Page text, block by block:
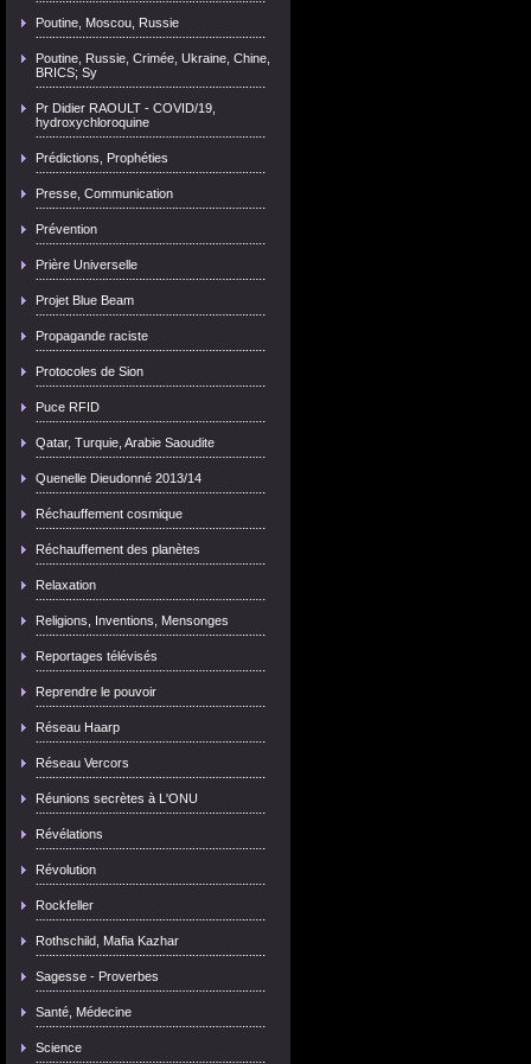
Poutine, Moscou, Russie
Poutine, Russie, Crimée, Ukraine, Chine,
BRICS; Sy
Pr Didier RAOULT - COVID/19,
hydroxychloroquine
Prédictions, Prophéties
Presse, Communication
Prévention
Prière Universelle
Projet Blue Beam
Propagande raciste
Protocoles de Sion
Puce RFID
Qatar, Turquie, Arabie Saoudite
Quenelle Dieudonné 2013/14
Réchauffement cosmique
Réchauffement des planètes
Relaxation
Religions, Inventions, Mensonges
Reportages télévisés
Reprendre le pouvoir
Réseau Haarp
Réseau Vercors
Réunions secrètes à L'ONU
Révélations
Révolution
Rockfeller
Rothschild, Mafia Kazhar
Sagesse - Proverbes
Santé, Médecine
Science